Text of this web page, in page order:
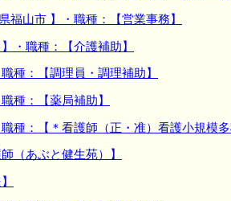
山市 】・職種：【営業事務】
・職種：【介護補助】
種：【調理員・調理補助】
種：【薬局補助】
：【＊看護師（正・准）看護小規模多
（あぶと健生苑）】